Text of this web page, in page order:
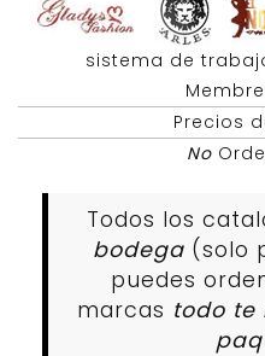
sistema de
Precios
No
Todos los
bodega (solo
puedes
marcas todo te